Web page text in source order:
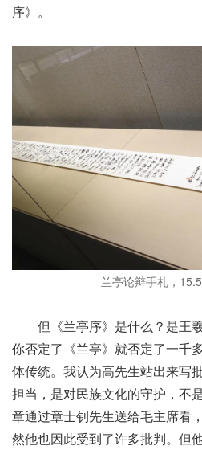
序》。
兰亭论辩手札，
但《兰亭序》是什么？是王羲
你否定了《兰亭》就否定了一千
体传统。我认为高先生站出来写
担当，是对民族文化的守护，不
章通过章士钊先生送给毛主席看
然他也因此受到了许多批判。但